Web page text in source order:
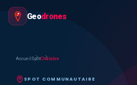
Geodrones
Accueil SpotChalabre
SPOT COMMUNAUTAIRE